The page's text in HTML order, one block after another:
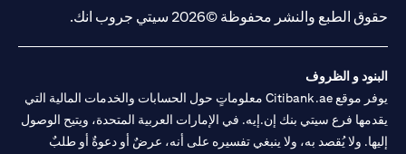
حقوق الطبع والنشر محفوظة ©2026 سيتي جروب انك.
البنود و الظروف
يوفر موقع Citibank.ae معلوماتٍ حول الحسابات والخدمات المالية التي
يقدمها فرع سيتي بنك إن.إيه. في الإمارات العربية المتحدة، ويتيح الوصول
إليها. ولا يُقصد به، ولا ينبغي تفسيره على أنه، عرضٌ أو دعوةٌ أو طلبٌ